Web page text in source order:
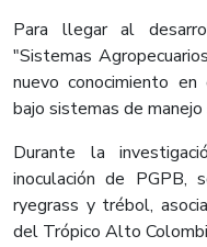
Para llegar al
"Sistemas
nuevo conocimiento
bajo sistemas de
Durante la
inoculación de PGPB,
ryegrass y trébol,
del Trópico Alto